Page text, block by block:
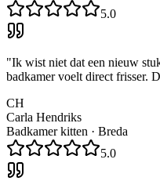
5.0
"Ik wist niet dat een nieuw
badkamer voelt direct frisser.
CH
Carla Hendriks
Badkamer kitten · Breda
5.0